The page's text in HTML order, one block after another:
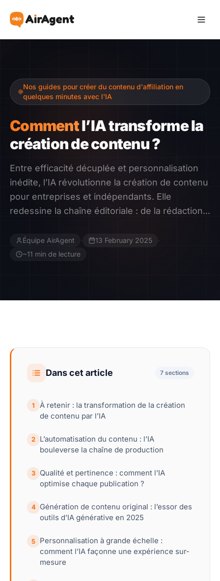
Recommander
Gagner
Ressources
Témoignages
Guide
Contact
Nos guides pour créer du contenu d'affiliation en
quelques minutes avec l'IA
Commentl’IA transforme la
création de contenu ?
Entre efficacité décuplée et personnalisation
inédite, l’IA révolutionne la création de contenu
pour entreprises et indépendants. Elle
redessine la chaîne éditoriale : de la rédaction...
Équipe AirAgent · 13 February 2025
·
~11 min de lecture
Dans cet article 7 sections
1
À retenir : la transformation de la création
de contenu par l’IA
2
L’automatisation du contenu : l’IA
bouleverse la chaîne de production
3
Qualité et pertinence : comment l’IA
optimise chaque publication ?
4 Génération de contenu original : l’essor des
outils d’IA générative en 2025
5
Personnalisation à grande échelle :
comment l’IA façonne une expérience sur-
mesure